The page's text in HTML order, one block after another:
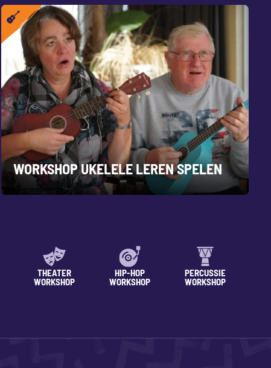
WORKSHOP UKELELE LEREN SPELEN
THEATER
WORKSHOP
HIP-HOP
WORKSHOP
PERCUSSIE
WORKSHOP